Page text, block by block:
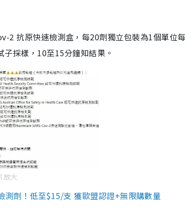
2 抗原快速檢測盒，每20劑獨立包裝為1個單位
採樣，10至15分鐘知結果。
放大
劑！低至$15/支 獲歐盟認證+無限購數量